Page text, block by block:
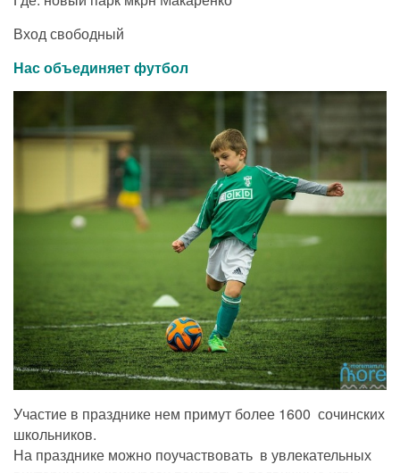
Вход свободный
Нас объединяет футбол
Участие в празднике нем примут более 1600 сочинских
школьников.
На празднике можно поучаствовать в увлекательных